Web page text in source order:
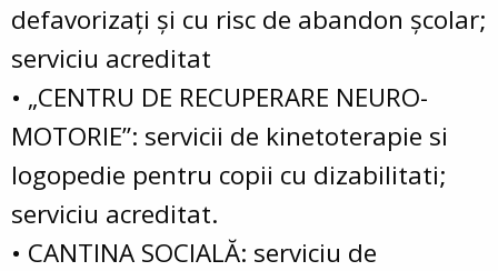
defavorizaţi şi cu risc de abandon şcolar;
serviciu acreditat
• „CENTRU DE RECUPERARE NEURO-
MOTORIE”: servicii de kinetoterapie si
logopedie pentru copii cu dizabilitati;
serviciu acreditat.
• CANTINA SOCIALĂ: serviciu de